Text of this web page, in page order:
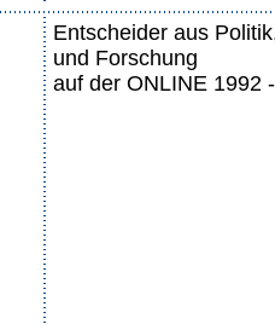
Entscheider aus
und Forschung
auf der ONLINE 1992